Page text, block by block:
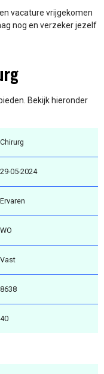
vacature vrijgekomen
nog en verzeker jezelf
Bekijk hieronder
Chirurg
29-05-2024
Ervaren
WO
Vast
8638
40